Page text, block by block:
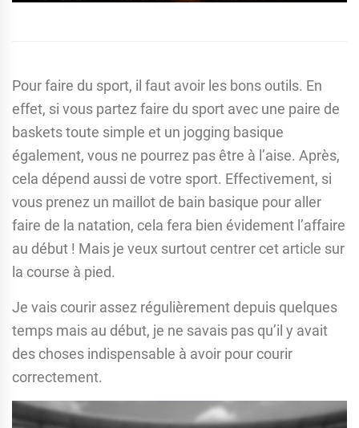
Pour faire du sport, il faut avoir les bons outils. En
effet, si vous partez faire du sport avec une paire de
baskets toute simple et un jogging basique
également, vous ne pourrez pas être à l’aise. Après,
cela dépend aussi de votre sport. Effectivement, si
vous prenez un maillot de bain basique pour aller
faire de la natation, cela fera bien évidement l’affaire
au début ! Mais je veux surtout centrer cet article sur
la course à pied.
Je vais courir assez régulièrement depuis quelques
temps mais au début, je ne savais pas qu’il y avait
des choses indispensable à avoir pour courir
correctement.